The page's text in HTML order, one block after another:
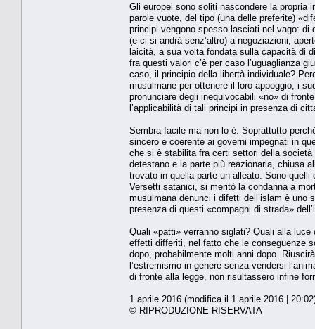
Gli europei sono soliti nascondere la propria
parole vuote, del tipo (una delle preferite)
principi vengono spesso lasciati nel vago: di
(e ci si andrà senz’altro) a negoziazioni,
laicità, a sua volta fondata sulla capacità di
fra questi valori c’è per caso l’uguaglianza
caso, il principio della libertà individuale?
musulmane per ottenere il loro appoggio, i
pronunciare degli inequivocabili «no» di
l’applicabilità di tali principi in presenza di
Sembra facile ma non lo è. Soprattutto
sincero e coerente ai governi impegnati in
che si è stabilita fra certi settori della
detestano e la parte più reazionaria, chiusa
trovato in quella parte un alleato. Sono quelli
Versetti satanici, si meritò la condanna a
musulmana denunci i difetti dell’islam è
presenza di questi «compagni di strada»
Quali «patti» verranno siglati? Quali alla
effetti differiti, nel fatto che le conseguenze
dopo, probabilmente molti anni dopo.
l’estremismo in genere senza vendersi
di fronte alla legge, non risultassero infine
1 aprile 2016 (modifica il 1 aprile 2016 |
© RIPRODUZIONE RISERVATA